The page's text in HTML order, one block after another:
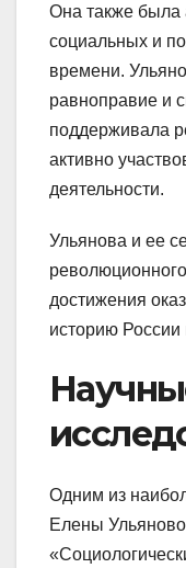
Она также была
социальных и
времени.
равноправие и
поддерживала
активно
деятельности.
Ульянова и ее
достижения
историю России
Одним из
Елены